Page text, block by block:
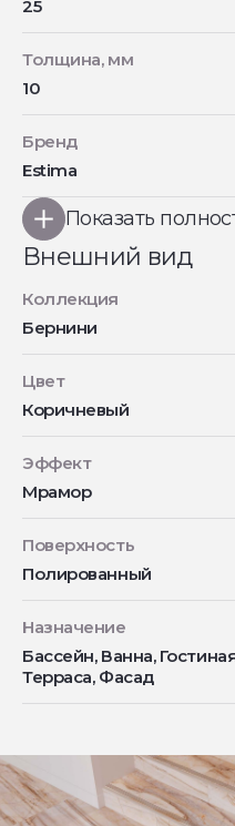
25
Толщина, мм
10
Бренд
Estima
Показать
Внешний вид
Коллекция
Бернини
Цвет
Коричневый
Эффект
Мрамор
Поверхность
Полированный
Назначение
Бассейн, Ванна,
Терраса, Фасад